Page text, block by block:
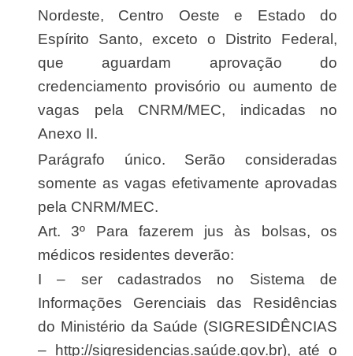
Nordeste, Centro Oeste e Estado do
Espírito Santo, exceto o Distrito Federal,
que aguardam aprovação do
credenciamento provisório ou aumento de
vagas pela CNRM/MEC, indicadas no
Anexo II.
Parágrafo único. Serão consideradas
somente as vagas efetivamente aprovadas
pela CNRM/MEC.
Art. 3º Para fazerem jus às bolsas, os
médicos residentes deverão:
I – ser cadastrados no Sistema de
Informações Gerenciais das Residências
do Ministério da Saúde (SIGRESIDÊNCIAS
– http://sigresidencias.saúde.gov.br), até o